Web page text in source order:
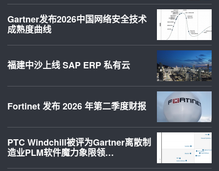
Gartner发布2026中国网络安全技术
成熟度曲线
福建中沙上线 SAP ERP 私有云
Fortinet 发布 2026 年第二季度财报
PTC Windchill被评为Gartner离散制
造业PLM软件魔力象限领…